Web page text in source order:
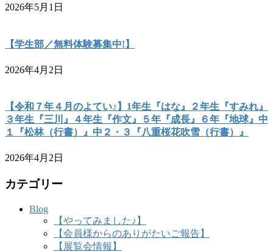
2026年5月1日
【学生部／無料体験募集中!】
2026年4月2日
【令和７年４月のよてい♪】1年生『はな』２年生『すみれ』
３年生『三川』４年生『作文』５年『成長』６年『地球』中
１『松林（行書）』中２・３『八重桜花吹雪（行書）』
2026年4月2日
カテゴリー
Blog
【やってみました♪】
【会員様からのありがたいご報告】
【展覧会情報】